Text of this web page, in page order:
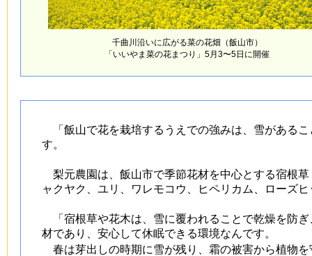
千曲川沿いに広がる菜の花畑（飯山市）
「いいやま菜の花まつり」5月3〜5日に開催
「飯山で花を栽培するうえでの強みは、雪がある
す。
梨元農園は、飯山市で季節花材を中心とする宿根
ャクヤク、ユリ、ワレモコウ、ヒペリカム、ローズ
「宿根草や花木は、雪に覆われることで乾燥を防
材であり、安心して休眠できる環境なんです。
春は芽出しの時期に雪が残り、霜の被害から植物